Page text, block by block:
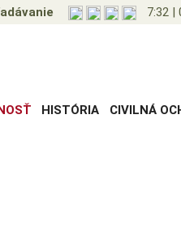
7:32 |
HISTÓRIA CIVILNÁ